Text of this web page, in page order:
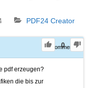
PDF24 Creator
0
0Comments
pdf erzeugen?
die bis zur